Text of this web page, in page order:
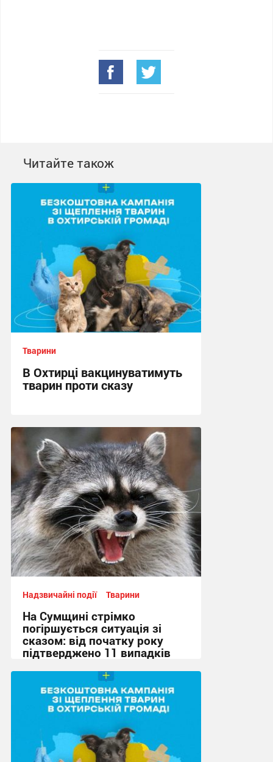
Читайте також
Тварини
В Охтирці вакцинуватимуть
тварин проти сказу
08:30, 30.06.2026
Надзвичайні події Тварини
На Сумщині стрімко
погіршується ситуація зі
сказом: від початку року
підтверджено 11 випадків
20:06, 24.06.2026